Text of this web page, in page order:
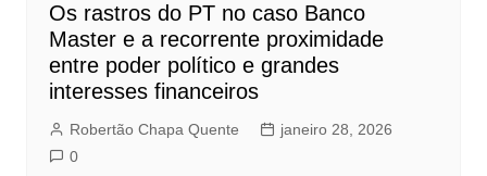
Os rastros do PT no caso Banco
Master e a recorrente proximidade
entre poder político e grandes
interesses financeiros
Robertão Chapa Quente
janeiro 28, 2026
0